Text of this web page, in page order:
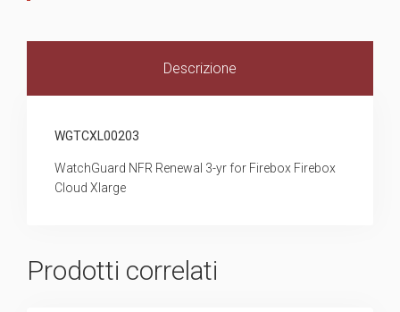
Descrizione
WGTCXL00203
WatchGuard NFR Renewal 3-yr for Firebox Firebox
Cloud Xlarge
Prodotti correlati